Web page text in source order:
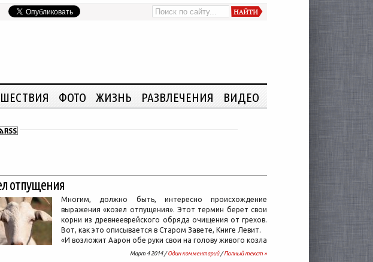
ФОТО ЖИЗНЬ РАЗВЛЕЧЕНИЯ ВИДЕО
отпущения
Многим, должно быть, интересно происхождение
выражения «козел отпущения». Этот термин берет свои
корни из древнееврейского обряда очищения от грехов.
Вот, как это описывается в Старом Завете, Книге Левит.
«И возложит Аарон обе руки свои на голову живого козла
Март 4 2014 /Один комментарий/Полный текст »